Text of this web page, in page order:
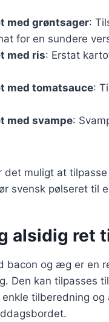
med grøntsager:
for en sundere
med ris: Erstat
med tomatsauce:
med svampe:
det muligt at
svensk pølseret til
alsidig ret
bacon og æg er en
Den kan tilpasses
tilberedning